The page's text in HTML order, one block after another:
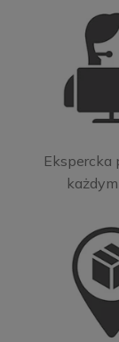
Ekspercka